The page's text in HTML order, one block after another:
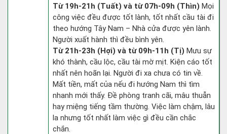
Từ 19h-21h (Tuất) và từ 07h-09h (Thìn) Mọi
công việc đều được tốt lành, tốt nhất cầu tài đi
theo hướng Tây Nam – Nhà cửa được yên lành.
Người xuất hành thì đều bình yên.
Từ 21h-23h (Hợi) và từ 09h-11h (Tị) Mưu sự
khó thành, cầu lộc, cầu tài mờ mịt. Kiện cáo tốt
nhất nên hoãn lại. Người đi xa chưa có tin về.
Mất tiền, mất của nếu đi hướng Nam thì tìm
nhanh mới thấy. Đề phòng tranh cãi, mâu thuẫn
hay miệng tiếng tầm thường. Việc làm chậm, lâu
la nhưng tốt nhất làm việc gì đều cần chắc
chắn.